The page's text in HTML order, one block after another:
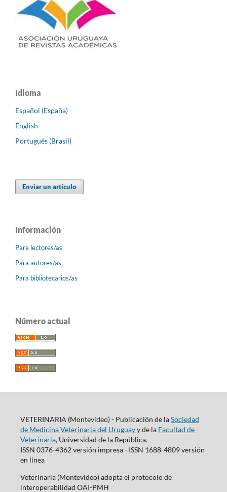
Idioma
Español (España)
English
Português (Brasil)
Enviar un artículo
Información
Para lectores/as
Para autores/as
Para bibliotecarios/as
Número actual
VETERINARIA (Montevideo) - Publicación de laSociedad
de Medicina Veterinaria del Uruguayy de la Facultad de
Veterinaria, Universidad de la República.
ISSN 0376-4362 versión impresa - ISSN 1688-4809 versión
en línea
Veterinaria (Montevideo) adopta el protocolo de
interoperabilidad OAI-PMH